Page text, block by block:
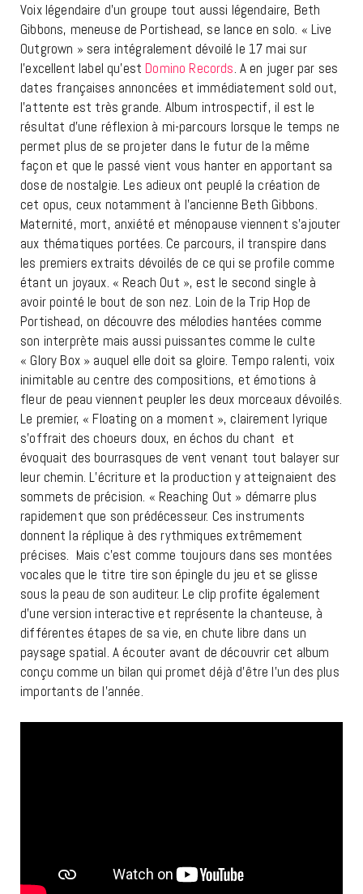
Voix légendaire d’un groupe tout aussi légendaire, Beth
Gibbons, meneuse de Portishead, se lance en solo. « Live
Outgrown » sera intégralement dévoilé le 17 mai sur
l’excellent label qu’est Domino Records. A en juger par ses
dates françaises annoncées et immédiatement sold out,
l’attente est très grande. Album introspectif, il est le
résultat d’une réflexion à mi-parcours lorsque le temps ne
permet plus de se projeter dans le futur de la même
façon et que le passé vient vous hanter en apportant sa
dose de nostalgie. Les adieux ont peuplé la création de
cet opus, ceux notamment à l’ancienne Beth Gibbons.
Maternité, mort, anxiété et ménopause viennent s’ajouter
aux thématiques portées. Ce parcours, il transpire dans
les premiers extraits dévoilés de ce qui se profile comme
étant un joyaux. « Reach Out », est le second single à
avoir pointé le bout de son nez. Loin de la Trip Hop de
Portishead, on découvre des mélodies hantées comme
son interprète mais aussi puissantes comme le culte
« Glory Box » auquel elle doit sa gloire. Tempo ralenti, voix
inimitable au centre des compositions, et émotions à
fleur de peau viennent peupler les deux morceaux dévoilés.
Le premier, « Floating on a moment », clairement lyrique
s’offrait des choeurs doux, en échos du chant et
évoquait des bourrasques de vent venant tout balayer sur
leur chemin. L’écriture et la production y atteignaient des
sommets de précision. « Reaching Out » démarre plus
rapidement que son prédécesseur. Ces instruments
donnent la réplique à des rythmiques extrêmement
précises. Mais c’est comme toujours dans ses montées
vocales que le titre tire son épingle du jeu et se glisse
sous la peau de son auditeur. Le clip profite également
d’une version interactive et représente la chanteuse, à
différentes étapes de sa vie, en chute libre dans un
paysage spatial. A écouter avant de découvrir cet album
conçu comme un bilan qui promet déjà d’être l’un des plus
importants de l’année.